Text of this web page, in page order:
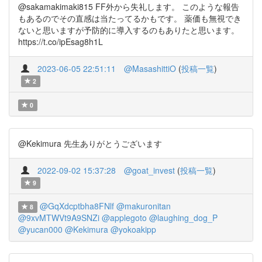
@sakamakimaki815 FF外から失礼します。 このような報告
もあるのでその直感は当たってるかもです。 薬価も無視でき
ないと思いますが予防的に導入するのもありたと思います。
https://t.co/ipEsag8h1L
2023-06-05 22:51:11 @MasashittiO (投稿一覧)
2
0
@Kekimura 先生ありがとうございます
2022-09-02 15:37:28 @goat_invest (投稿一覧)
9
8 @GqXdcptbha8FNlf @makuronitan
@9xvMTWVt9A9SNZi @applegoto @laughing_dog_P
@yucan000 @Kekimura @yokoakipp